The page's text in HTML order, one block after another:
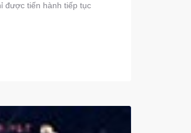
được tiến hành tiếp tục